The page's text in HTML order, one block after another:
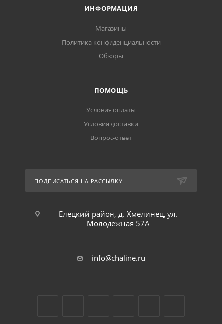
ИНФОРМАЦИЯ
Магазины
Политика конфиденциальности
Обзоры
ПОМОЩЬ
Условия оплаты
Условия доставки
Вопрос-ответ
ПОДПИСАТЬСЯ НА РАССЫЛКУ
Елецкий район, д. Хмелинец, ул.
Молодежная 57А
info@chaline.ru